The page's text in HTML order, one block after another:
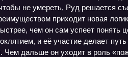
не умереть, Руд решается
приходит новая
чем он сам успеет понять
и её участие делает
дальше он уходит в роль